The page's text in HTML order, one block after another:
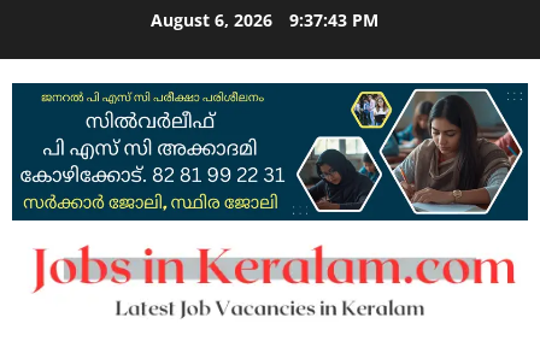
August 6, 2026 9:37:43 PM